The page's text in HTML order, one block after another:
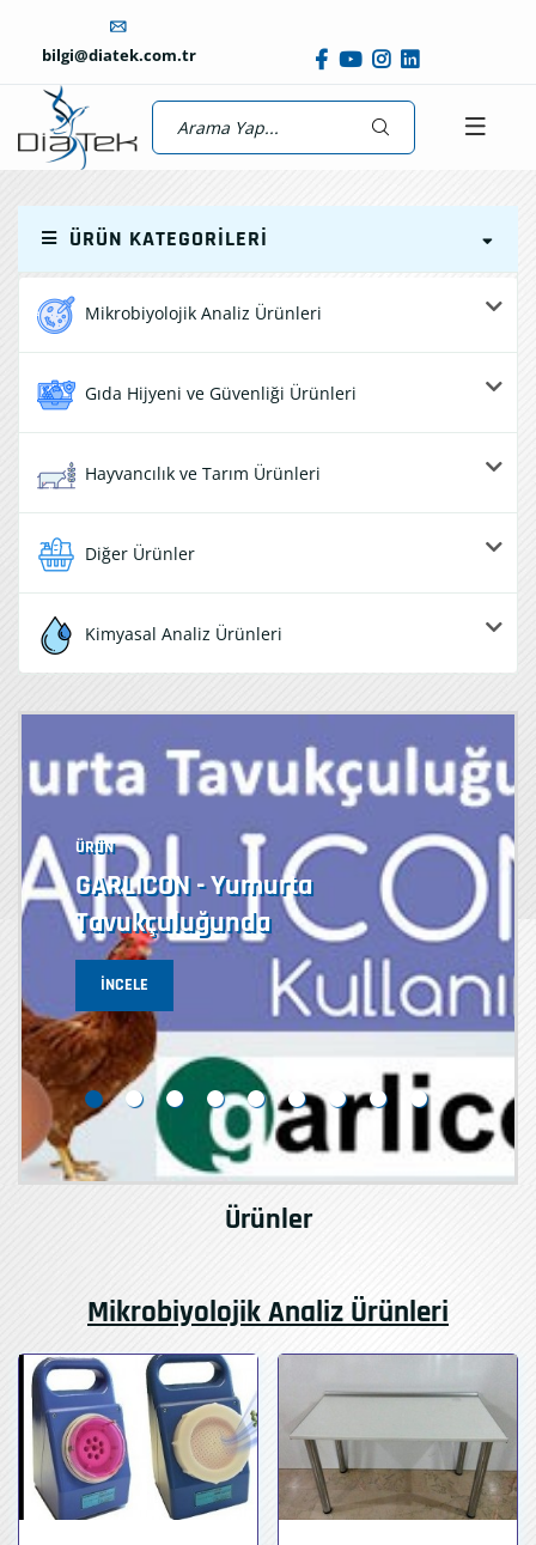
bilgi@diatek.com.tr
ÜRÜN
GARLICON - Yumurta
Tavukçuluğunda
İNCELE
ÜRÜN KATEGORILERI
Mikrobiyolojik Analiz Ürünleri
Gıda Hijyeni ve Güvenliği Ürünleri
Hayvancılık ve Tarım Ürünleri
Diğer Ürünler
Kimyasal Analiz Ürünleri
Ürünler
Mikrobiyolojik Analiz Ürünleri